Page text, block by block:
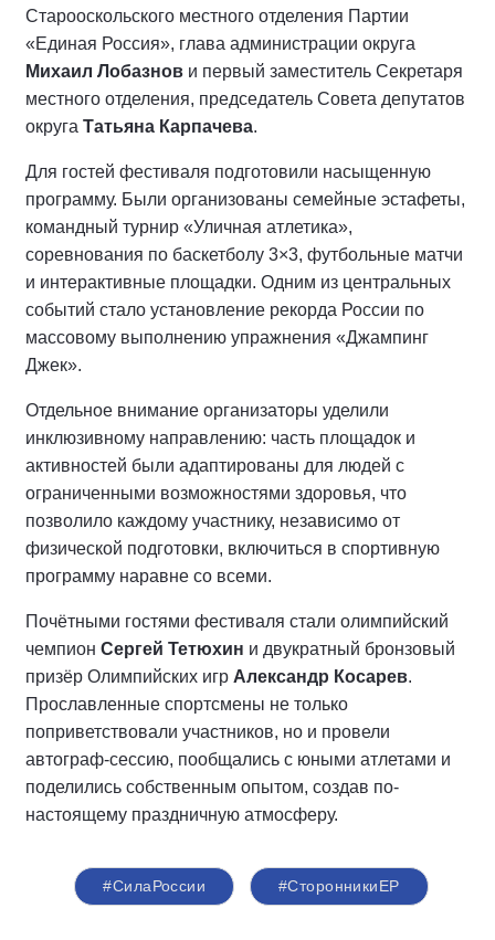
Старооскольского местного отделения Партии
«Единая Россия», глава администрации округа
Михаил Лобазнов и первый заместитель Секретаря
местного отделения, председатель Совета депутатов
округа Татьяна Карпачева.
Для гостей фестиваля подготовили насыщенную
программу. Были организованы семейные эстафеты,
командный турнир «Уличная атлетика»,
соревнования по баскетболу 3×3, футбольные матчи
и интерактивные площадки. Одним из центральных
событий стало установление рекорда России по
массовому выполнению упражнения «Джампинг
Джек».
Отдельное внимание организаторы уделили
инклюзивному направлению: часть площадок и
активностей были адаптированы для людей с
ограниченными возможностями здоровья, что
позволило каждому участнику, независимо от
физической подготовки, включиться в спортивную
программу наравне со всеми.
Почётными гостями фестиваля стали олимпийский
чемпион Сергей Тетюхин и двукратный бронзовый
призёр Олимпийских игр Александр Косарев.
Прославленные спортсмены не только
поприветствовали участников, но и провели
автограф-сессию, пообщались с юными атлетами и
поделились собственным опытом, создав по-
настоящему праздничную атмосферу.
#СилаРоссии #СторонникиЕР